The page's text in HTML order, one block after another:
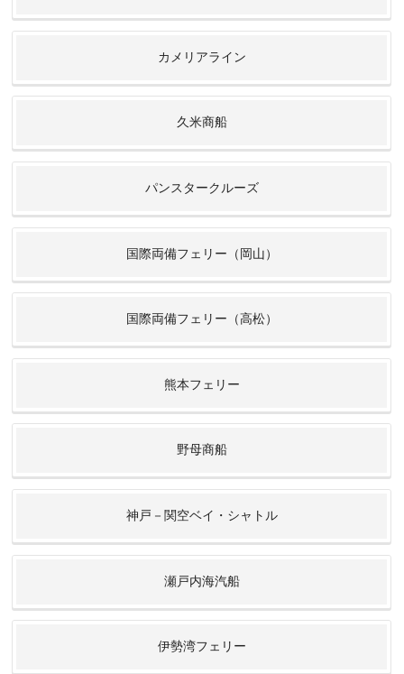
カメリアライン
久米商船
パンスタークルーズ
国際両備フェリー（岡山）
国際両備フェリー（高松）
熊本フェリー
野母商船
神戸－関空ベイ・シャトル
瀬戸内海汽船
伊勢湾フェリー